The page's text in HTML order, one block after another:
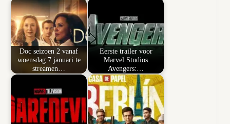
Doc seizoen 2 vanaf
woensdag 7 januari te
streamen…
Eerste trailer voor
Marvel Studios
Avengers:…